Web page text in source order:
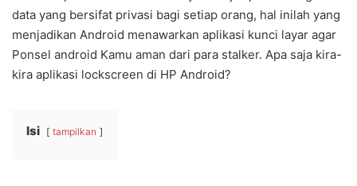
data yang bersifat privasi bagi setiap orang, hal inilah yang
menjadikan Android menawarkan aplikasi kunci layar agar
Ponsel android Kamu aman dari para stalker. Apa saja kira-
kira aplikasi lockscreen di HP Android?
Isi tampilkan